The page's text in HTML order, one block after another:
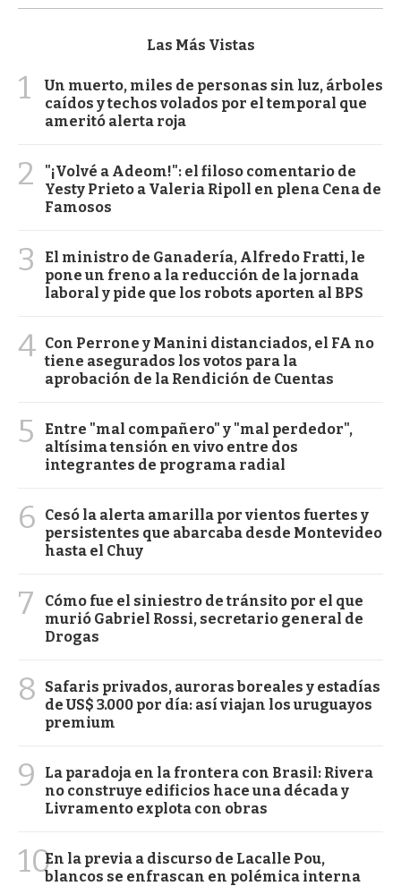
Las Más Vistas
1
Un muerto, miles de personas sin luz, árboles
caídos y techos volados por el temporal que
ameritó alerta roja
2
"¡Volvé a Adeom!": el filoso comentario de
Yesty Prieto a Valeria Ripoll en plena Cena de
Famosos
3
El ministro de Ganadería, Alfredo Fratti, le
pone un freno a la reducción de la jornada
laboral y pide que los robots aporten al BPS
4 Con Perrone y Manini distanciados, el FA no
tiene asegurados los votos para la
aprobación de la Rendición de Cuentas
5
Entre "mal compañero" y "mal perdedor",
altísima tensión en vivo entre dos
integrantes de programa radial
6
Cesó la alerta amarilla por vientos fuertes y
persistentes que abarcaba desde Montevideo
hasta el Chuy
7
Cómo fue el siniestro de tránsito por el que
murió Gabriel Rossi, secretario general de
Drogas
8
Safaris privados, auroras boreales y estadías
de US$ 3.000 por día: así viajan los uruguayos
premium
9
La paradoja en la frontera con Brasil: Rivera
no construye edificios hace una década y
Livramento explota con obras
10En la previa a discurso de Lacalle Pou,
blancos se enfrascan en polémica interna